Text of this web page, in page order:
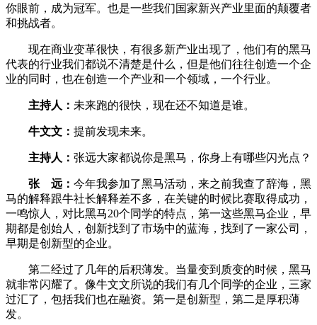
你眼前，成为冠军。也是一些我们国家新兴产业里面的颠覆者
和挑战者。
现在商业变革很快，有很多新产业出现了，他们有的黑马
代表的行业我们都说不清楚是什么，但是他们往往创造一个企
业的同时，也在创造一个产业和一个领域，一个行业。
主持人： 未来跑的很快，现在还不知道是谁。
牛文文： 提前发现未来。
主持人： 张远大家都说你是黑马，你身上有哪些闪光点？
张 远： 今年我参加了黑马活动，来之前我查了辞海，黑
马的解释跟牛社长解释差不多，在关键的时候比赛取得成功，
一鸣惊人，对比黑马20个同学的特点，第一这些黑马企业，早
期都是创始人，创新找到了市场中的蓝海，找到了一家公司，
早期是创新型的企业。
第二经过了几年的后积薄发。当量变到质变的时候，黑马
就非常闪耀了。像牛文文所说的我们有几个同学的企业，三家
过汇了，包括我们也在融资。第一是创新型，第二是厚积薄
发。